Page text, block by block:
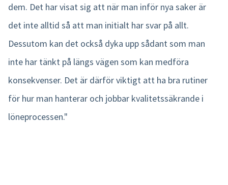
dem. Det har visat sig att när man inför nya saker är
det inte alltid så att man initialt har svar på allt.
Dessutom kan det också dyka upp sådant som man
inte har tänkt på längs vägen som kan medföra
konsekvenser. Det är därför viktigt att ha bra rutiner
för hur man hanterar och jobbar kvalitetssäkrande i
löneprocessen."